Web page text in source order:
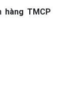
hàng TMCP